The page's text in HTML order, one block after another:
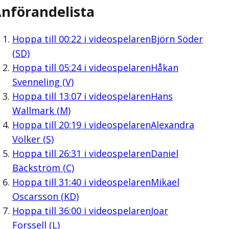
Hoppa till 00:22 i videospelarenBjörn Söder
(SD)
Hoppa till 05:24i videospelarenHåkan
Svenneling (V)
Hoppa till 13:07i videospelarenHans
Wallmark (M)
Hoppa till 20:19i videospelarenAlexandra
Völker (S)
Hoppa till 26:31 i videospelarenDaniel
Bäckström (C)
Hoppa till 31:40i videospelarenMikael
Oscarsson (KD)
Hoppa till 36:00i videospelarenJoar
Forssell (L)